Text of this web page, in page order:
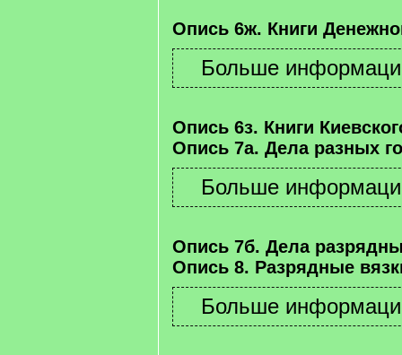
Опись 6ж. Книги
Опись 6з. Книги
Опись 7а. Дела разных
Опись 7б. Дела
Опись 8. Разрядные